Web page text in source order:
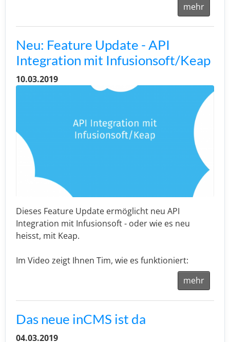
mehr
Neu: Feature Update - API
Integration mit Infusionsoft/Keap
10.03.2019
Dieses Feature Update ermöglicht neu API
Integration mit Infusionsoft - oder wie es neu
heisst, mit Keap.
Im Video zeigt Ihnen Tim, wie es funktioniert:
mehr
Das neue inCMS ist da
04.03.2019